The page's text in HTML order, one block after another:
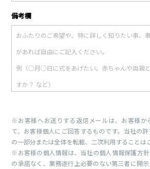
備考欄
※お客様へお送りする返信メールは、お客様か
て、お客様個人にご回答するものです。当社の
の一部分または全体を転載、二次利用することは
※お客様の個人情報は、当社の個人情報保護方
の承諾なく、業務遂行上必要のない第三者に開